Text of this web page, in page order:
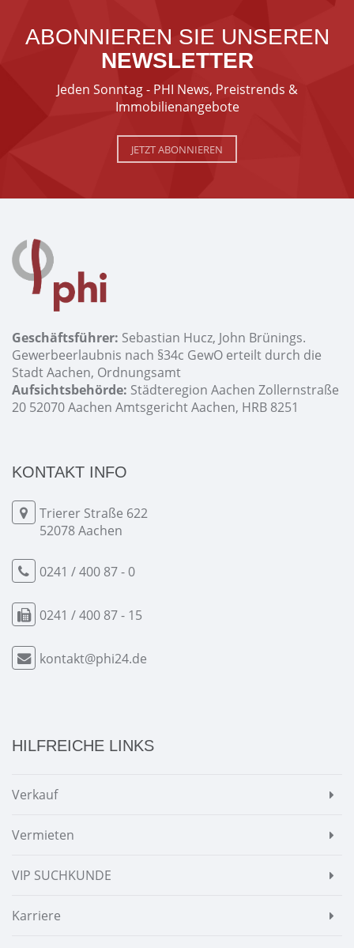
ABONNIEREN SIE UNSEREN
NEWSLETTER
Jeden Sonntag - PHI News, Preistrends &
Immobilienangebote
JETZT ABONNIEREN
Geschäftsführer: Sebastian Hucz, John Brünings.
Gewerbeerlaubnis nach §34c GewO erteilt durch die
Stadt Aachen, Ordnungsamt
Aufsichtsbehörde: Städteregion Aachen Zollernstraße
20 52070 Aachen Amtsgericht Aachen, HRB 8251
KONTAKT INFO
Trierer Straße 622
52078 Aachen
0241 / 400 87 - 0
0241 / 400 87 - 15
kontakt@phi24.de
HILFREICHE LINKS
Verkauf
Vermieten
VIP SUCHKUNDE
Karriere